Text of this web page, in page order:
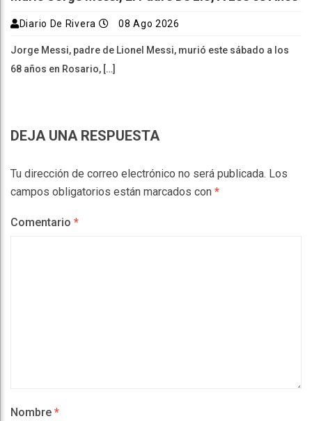
Diario De Rivera 08 Ago 2026
Jorge Messi, padre de Lionel Messi, murió este sábado a los
68 años en Rosario, […]
DEJA UNA RESPUESTA
Tu dirección de correo electrónico no será publicada. Los
campos obligatorios están marcados con *
Comentario *
Nombre *